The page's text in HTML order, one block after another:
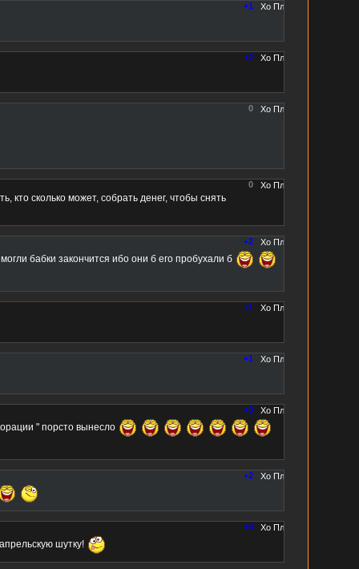
+1
+2
0
0
кто сколько может, собрать денег, чтобы снять
+2
бабки закончится ибо они б его пробухали б
+1
+1
+3
" порсто вынесло
+2
+3
шутку!